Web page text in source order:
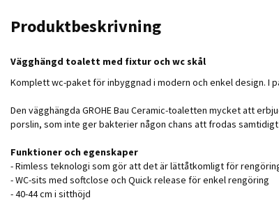
Produktbeskrivning
Vägghängd toalett med fixtur och wc skål
Komplett wc-paket för inbyggnad i modern och enkel design. I
Den vägghängda GROHE Bau Ceramic-toaletten mycket att
porslin, som inte ger bakterier någon chans att frodas
Funktioner och egenskaper
- Rimless teknologi som gör att det är lättåtkomligt för
- WC-sits med softclose och Quick release för enkel rengöring
- 40-44 cm i sitthöjd